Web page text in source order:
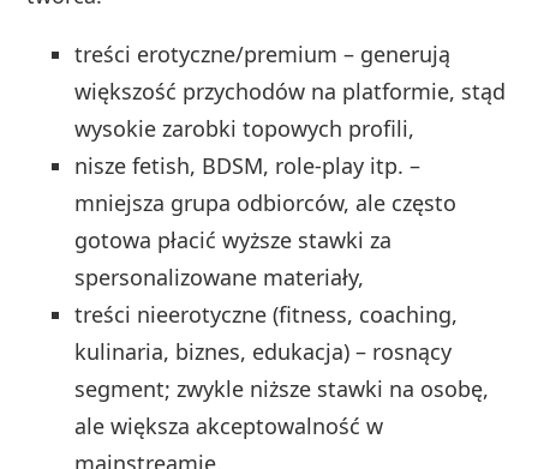
treści erotyczne/premium – generują
większość przychodów na platformie, stąd
wysokie zarobki topowych profili,
nisze fetish, BDSM, role-play itp. –
mniejsza grupa odbiorców, ale często
gotowa płacić wyższe stawki za
spersonalizowane materiały,
treści nieerotyczne (fitness, coaching,
kulinaria, biznes, edukacja) – rosnący
segment; zwykle niższe stawki na osobę,
ale większa akceptowalność w
mainstreamie.